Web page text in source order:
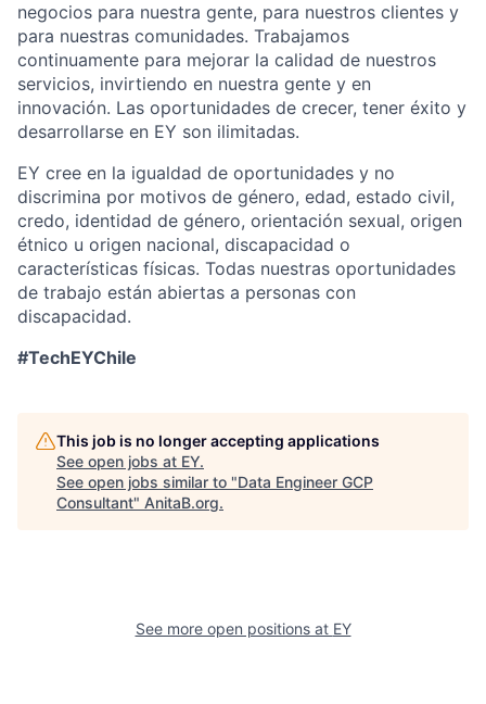
negocios para nuestra gente, para nuestros clientes y
para nuestras comunidades. Trabajamos
continuamente para mejorar la calidad de nuestros
servicios, invirtiendo en nuestra gente y en
innovación. Las oportunidades de crecer, tener éxito y
desarrollarse en EY son ilimitadas.
EY cree en la igualdad de oportunidades y no
discrimina por motivos de género, edad, estado civil,
credo, identidad de género, orientación sexual, origen
étnico u origen nacional, discapacidad o
características físicas. Todas nuestras oportunidades
de trabajo están abiertas a personas con
discapacidad.
#TechEYChile
This job is no longer accepting applications
See open jobs at EY.
See open jobs similar to "Data Engineer GCP
Consultant" AnitaB.org.
See more open positions at EY